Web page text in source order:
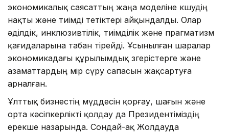
экономикалық саясаттың жаңа моделіне көшудің
нақты және тиімді тетіктері айқындалды. Олар
әділдік, инклюзивтілік, тиімділік және прагматизм
қағидаларына табан тірейді. Ұсынылған шаралар
экономикадағы құрылымдық өзгерістерге және
азаматтардың өмір сүру сапасын жақсартуға
арналған.
Ұлттық бизнестің мүддесін қорғау, шағын және
орта кәсіпкерлікті қолдау да Президентіміздің
ерекше назарында. Сондай-ақ Жолдауда